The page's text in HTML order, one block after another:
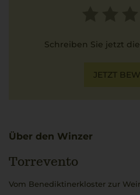
Schreiben Sie jetzt
JETZT
Über den Winzer
Torrevento
Vom Benediktinerkloster zur